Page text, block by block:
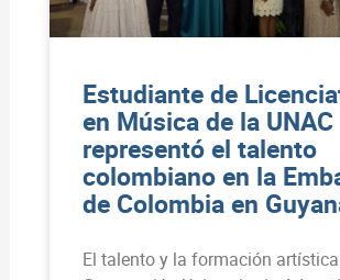
Estudiante de
en Música de la UNAC
representó el talento
colombiano en la
de Colombia en
El talento y la formación